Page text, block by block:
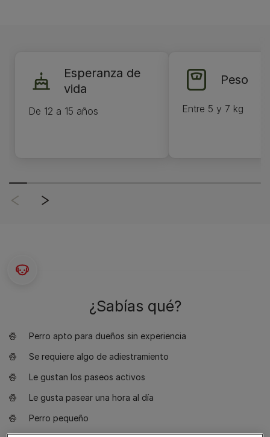
Esperanza de
vida
De 12 a 15 años
Peso
Entre 5 y 7 kg
¿Sabías qué?
Perro apto para dueños sin experiencia
Se requiere algo de adiestramiento
Le gustan los paseos activos
Le gusta pasear una hora al día
Perro pequeño